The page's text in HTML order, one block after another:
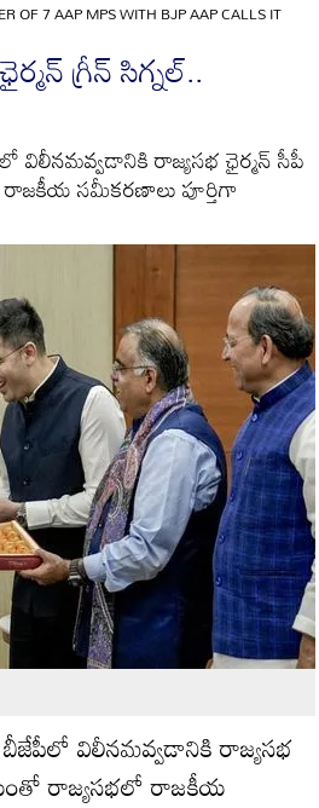
OF 7 AAP MPS WITH BJP AAP CALLS IT
గ్రీన్ సిగ్నల్..
విలీనమవ్వడానికి రాజ్యసభ ఛైర్మన్ సీపీ
సమీకరణాలు పూర్తిగా
బీజేపీలో విలీనమవ్వడానికి రాజ్యసభ
రాజ్యసభలో రాజకీయ